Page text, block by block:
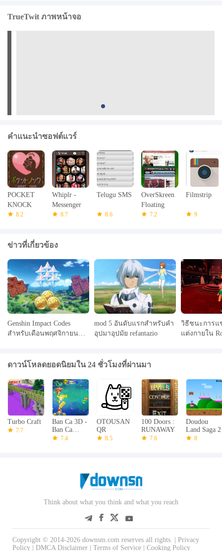
TrueTwit ภาพหน้าจอ
คำแนะนำซอฟต์แวร์
POCKET
KNOCK
8.2
Whiplr -
Messenger
with Kinks!
8.7
Telugu SMS
8.6
OverSkreen
Floating
Browser
7.2
Filmstrip
9
ข่าวที่เกี่ยวข้อง
Genshin Impact Codes
สำหรับเดือนพฤศจิกายน
mod 5 อันดับแรกสำหรับคำ
อุปมาอุปมัย refantazio
วิธีชนะการแ
แต่งกายใน
ดาวน์โหลดยอดนิยมใน 24 ชั่วโมงที่ผ่านมา
Turbo Craft
7.7
Ban Ca 3D -
Ban Ca
Mien Phi
7.4
OTOUSAN
QR
8.5
100 Doors :
RUNAWAY
7.6
Doudou
Land Saga 2
8
Think about what you think and what you reach
Copyright © 2014-2026 downsm.com reserves all rights. | Privacy
Policy
DMCA Disclaimer Terms of Service Cooking Policy